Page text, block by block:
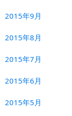
2015年9月
2015年8月
2015年7月
2015年6月
2015年5月